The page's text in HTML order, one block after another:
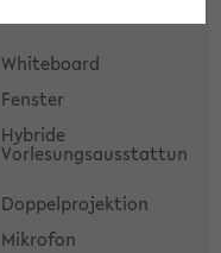
Whiteboard
Fenster
Hybride
Vorlesungsausstattun
Doppelprojektion
Mikrofon